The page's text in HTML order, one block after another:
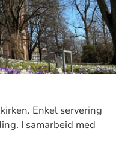
Enkel servering
I samarbeid med